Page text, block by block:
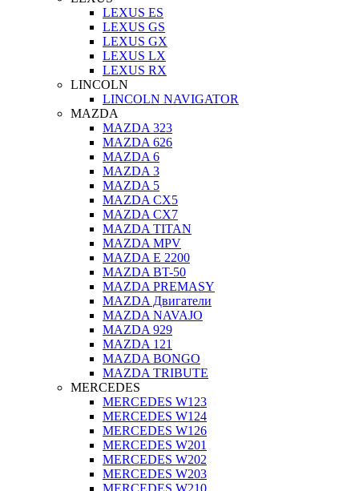
LEXUS ES
LEXUS GS
LEXUS GX
LEXUS LX
LEXUS RX
LINCOLN
LINCOLN NAVIGATOR
MAZDA
MAZDA 323
MAZDA 626
MAZDA 6
MAZDA 3
MAZDA 5
MAZDA CX5
MAZDA CX7
MAZDA TITAN
MAZDA MPV
MAZDA E 2200
MAZDA BT-50
MAZDA PREMASY
MAZDA Двигатели
MAZDA NAVAJO
MAZDA 929
MAZDA 121
MAZDA BONGO
MAZDA TRIBUTE
MERCEDES
MERCEDES W123
MERCEDES W124
MERCEDES W126
MERCEDES W201
MERCEDES W202
MERCEDES W203
MERCEDES W210